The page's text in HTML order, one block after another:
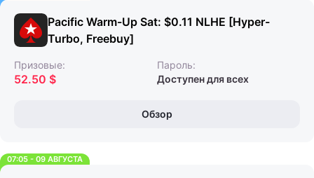
Pacific Warm-Up Sat: $0.11 NLHE [Hyper-
Turbo, Freebuy]
Призовые:
52.50 $
Пароль:
Доступен для всех
Обзор
07:05 - 09 АВГУСТА